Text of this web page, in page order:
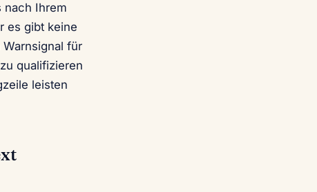
nach Ihrem
es gibt keine
für
qualifizieren
leisten